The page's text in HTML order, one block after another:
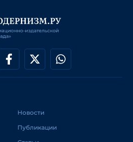
Новости
Публикации